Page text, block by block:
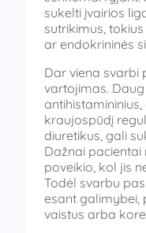
sukelti įvairios
sutrikimus,
ar endokrininės
Dar viena svarbi
vartojimas.
kraujospūdį
diuretikus, gali
Dažnai pacientai
poveikio, kol jis
Todėl svarbu
esant galimybei,
vaistus arba